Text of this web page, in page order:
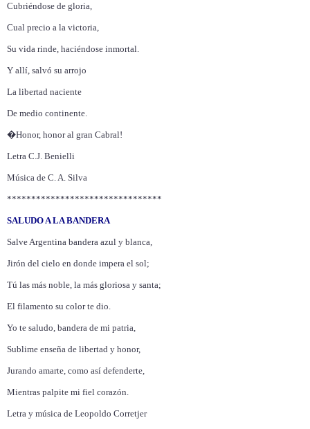
Cubriéndose de gloria,
Cual precio a la victoria,
Su vida rinde, haciéndose inmortal.
Y allí, salvó su arrojo
La libertad naciente
De medio continente.
�Honor, honor al gran Cabral!
Letra C.J. Benielli
Música de C. A. Silva
********************************
SALUDO A LA BANDERA
Salve Argentina bandera azul y blanca,
Jirón del cielo en donde impera el sol;
Tú las más noble, la más gloriosa y santa;
El filamento su color te dio.
Yo te saludo, bandera de mi patria,
Sublime enseña de libertad y honor,
Jurando amarte, como así defenderte,
Mientras palpite mi fiel corazón.
Letra y música de Leopoldo Corretjer